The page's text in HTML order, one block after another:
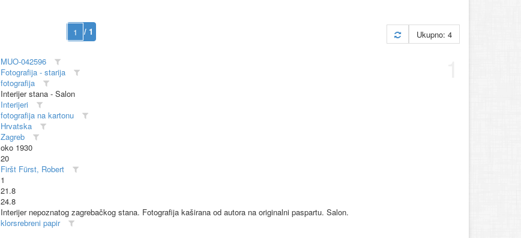
/ 1 Ukupno: 4
MUO-042596
Fotografija - starija
fotografija
Interijer stana - Salon
Interijeri
fotografija na kartonu
Hrvatska
Zagreb
oko 1930
20
Firšt Fürst, Robert
1
21.8
24.8
Interijer nepoznatog zagrebačkog stana. Fotografija kaširana od autora na originalni paspartu. Salon.
klorsrebreni papir